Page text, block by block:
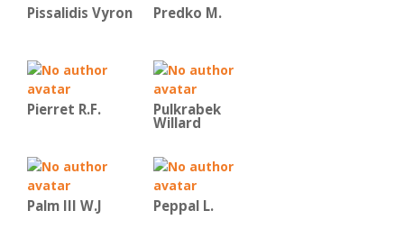
Pissalidis Vyron Predko Μ.
Pierret R.F. Pulkrabek
Willard
Palm III W.J Peppal L.